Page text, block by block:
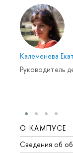
Калеменева
Руководитель
О КАМПУСЕ
Сведения об